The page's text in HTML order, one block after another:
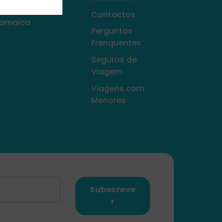
Contactos
Perguntas
Frenquentes
Seguros de
Viagem
Viagens com
Menores
Subscreve
r